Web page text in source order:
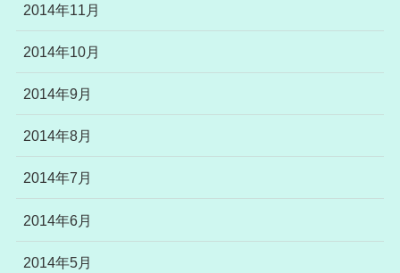
2014年11月
2014年10月
2014年9月
2014年8月
2014年7月
2014年6月
2014年5月